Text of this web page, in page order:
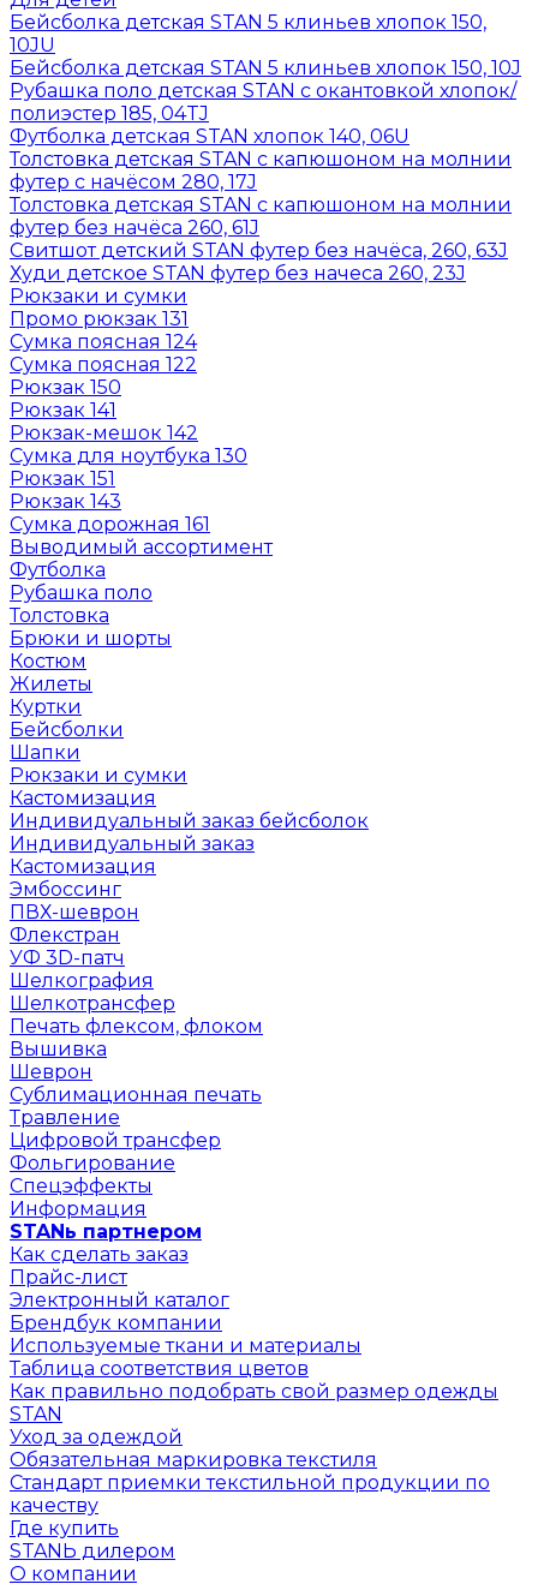
Бейсболка детская STAN 5 клиньев хлопок 150,
10JU
Бейсболка детская STAN 5 клиньев хлопок 150, 10J
Рубашка поло детская STAN с окантовкой хлопок/
полиэстер 185, 04TJ
Футболка детская STAN хлопок 140, 06U
Толстовка детская STAN с капюшоном на молнии
футер с начёсом 280, 17J
Толстовка детская STAN с капюшоном на молнии
футер без начёса 260, 61J
Свитшот детский STAN футер без начёса, 260, 63J
Худи детское STAN футер без начеса 260, 23J
Рюкзаки и сумки
Промо рюкзак 131
Сумка поясная 124
Сумка поясная 122
Рюкзак 150
Рюкзак 141
Рюкзак-мешок 142
Сумка для ноутбука 130
Рюкзак 151
Рюкзак 143
Сумка дорожная 161
Выводимый ассортимент
Футболка
Рубашка поло
Толстовка
Брюки и шорты
Костюм
Жилеты
Куртки
Бейсболки
Шапки
Рюкзаки и сумки
Кастомизация
Индивидуальный заказ бейсболок
Индивидуальный заказ
Кастомизация
Эмбоссинг
ПВХ-шеврон
Флекстран
УФ 3D-патч
Шелкография
Шелкотрансфер
Печать флексом, флоком
Вышивка
Шеврон
Сублимационная печать
Травление
Цифровой трансфер
Фольгирование
Спецэффекты
Информация
STANь партнером
Как сделать заказ
Прайс-лист
Электронный каталог
Брендбук компании
Используемые ткани и материалы
Таблица соответствия цветов
Как правильно подобрать свой размер одежды
STAN
Уход за одеждой
Обязательная маркировка текстиля
Стандарт приемки текстильной продукции по
качеству
Где купить
STANЬ дилером
О компании